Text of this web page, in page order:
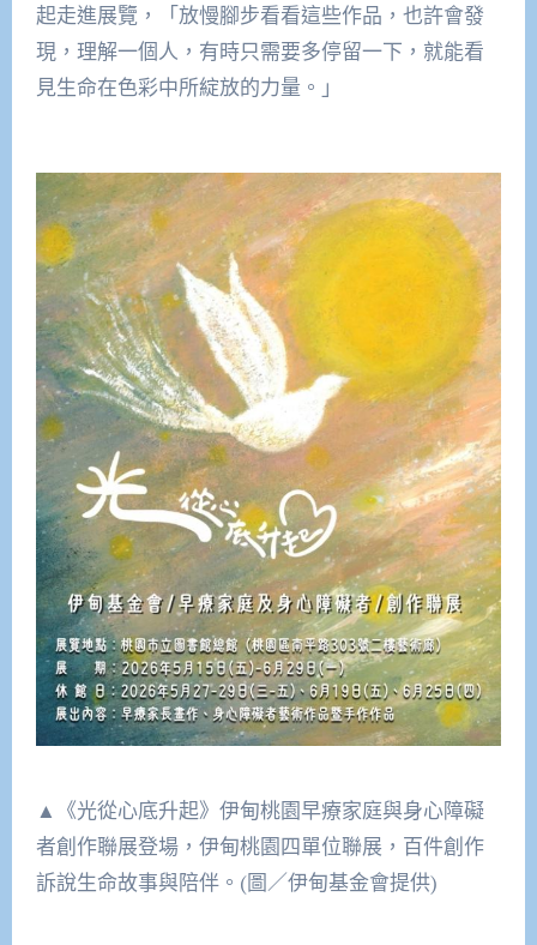
起走進展覽，「放慢腳步看看這些作品，也許會發
現，理解一個人，有時只需要多停留一下，就能看
見生命在色彩中所綻放的力量。」
▲《光從心底升起》伊甸桃園早療家庭與身心障礙
者創作聯展登場，伊甸桃園四單位聯展，百件創作
訴說生命故事與陪伴。(圖／伊甸基金會提供)